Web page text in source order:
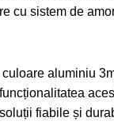
cu sistem de
aluminiu
fiabile și